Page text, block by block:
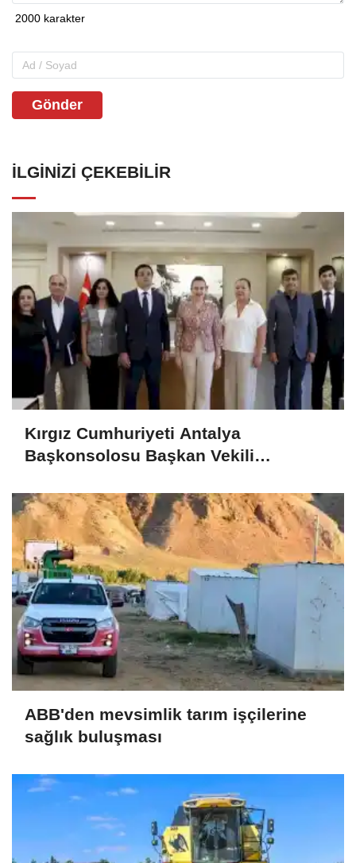
Gönder
İLGINIZI ÇEKEBILIR
Kırgız Cumhuriyeti Antalya
Başkonsolosu Başkan Vekili
ABB'den mevsimlik tarım işçilerine
sağlık buluşması